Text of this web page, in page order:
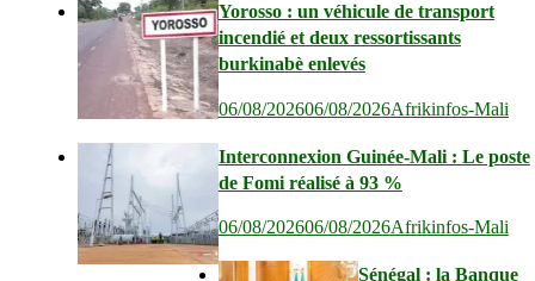
Yorosso : un véhicule de transport
incendié et deux ressortissants
burkinabè enlevés
06/08/202606/08/2026Afrikinfos-Mali
Interconnexion Guinée-Mali : Le poste
de Fomi réalisé à 93 %
06/08/202606/08/2026Afrikinfos-Mali
Sénégal : la Banque